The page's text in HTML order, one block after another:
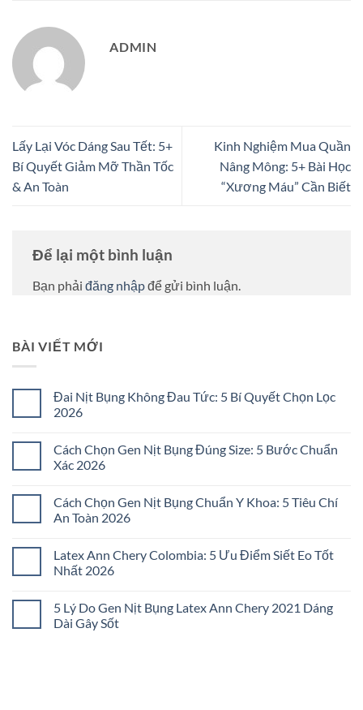
ADMIN
Lấy Lại Vóc Dáng Sau Tết: 5+
Bí Quyết Giảm Mỡ Thần Tốc
& An Toàn
Kinh Nghiệm Mua Quần
Nâng Mông: 5+ Bài Học
“Xương Máu” Cần Biết
Để lại một bình luận
Bạn phải đăng nhậpđể gửi bình luận.
BÀI VIẾT MỚI
Đai Nịt Bụng Không Đau Tức: 5 Bí Quyết Chọn Lọc
2026
bình
luận
ở
Bụng
Không
Đau
Bí
Quyết
Chọn
Cách Chọn Gen Nịt Bụng Đúng Size: 5 Bước Chuẩn
Xác 2026
bình
luận
ở
Gen
Nịt
Bụng
5
Bước
Chuẩn
Cách Chọn Gen Nịt Bụng Chuẩn Y Khoa: 5 Tiêu Chí
An Toàn 2026
bình
luận
ở
Gen
Nịt
Bụng
Latex Ann Chery Colombia: 5 Ưu Điểm Siết Eo Tốt
Nhất 2026
bình
luận
ở
5 Lý Do Gen Nịt Bụng Latex Ann Chery 2021 Dáng
Dài Gây Sốt